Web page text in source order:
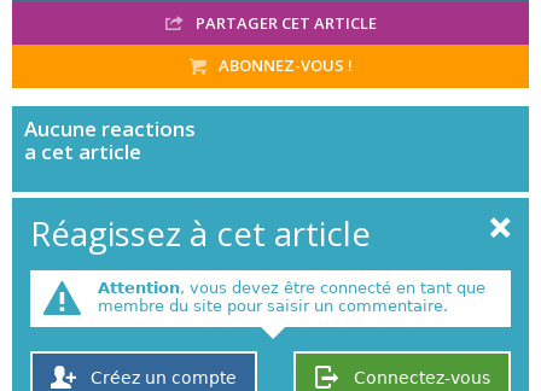
PARTAGER CET ARTICLE
ABONNEZ-VOUS !
Aucune reactions
a cet article
Réagissez à cet article
Attention, vous devez être connecté en tant que
membre du site pour saisir un commentaire.
Connectez-vous
Créez un compte